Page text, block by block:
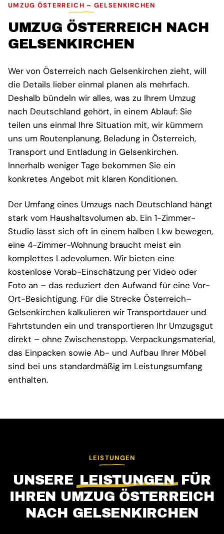
UMZUG ÖSTERREICH – GELSENKIRCHEN
UMZUG ÖSTERREICH NACH
GELSENKIRCHEN
Wer von Österreich nach Gelsenkirchen zieht, will
die Details lieber einmal planen als mehrfach.
Deshalb bündeln wir alles, was zu Ihrem Umzug
nach Deutschland gehört, in einem Ablauf: Sie
teilen uns einmal Ihre Situation mit, wir kümmern
uns um Routenplanung, Beladung in Österreich,
Transport und Entladung in Gelsenkirchen.
Innerhalb weniger Tage bekommen Sie ein
konkretes Angebot mit klaren Konditionen.
Der Umfang eines Umzugs nach Deutschland hängt
stark vom Haushaltsvolumen ab. Ein 1-Zimmer-
Studio lässt sich oft in einem halben Lkw bewegen,
eine 4-Zimmer-Wohnung braucht meist ein
komplettes Ladevolumen. Wir bieten eine
kostenlose Vorab-Einschätzung per Video oder
Foto an – das reduziert den Aufwand für eine Vor-
Ort-Besichtigung. Für die Strecke Österreich–
Gelsenkirchen kalkulieren wir Transportdauer und
Fahrtstunden ein und transportieren Ihr Umzugsgut
direkt – ohne Zwischenstopp. Verpackungsmaterial,
das Einpacken sowie Ab- und Aufbau Ihrer Möbel
sind bei uns standardmäßig im Leistungsumfang
enthalten.
LEISTUNGEN
UNSERE LEISTUNGENFÜR
IHREN UMZUG ÖSTERREICH
NACH GELSENKIRCHEN